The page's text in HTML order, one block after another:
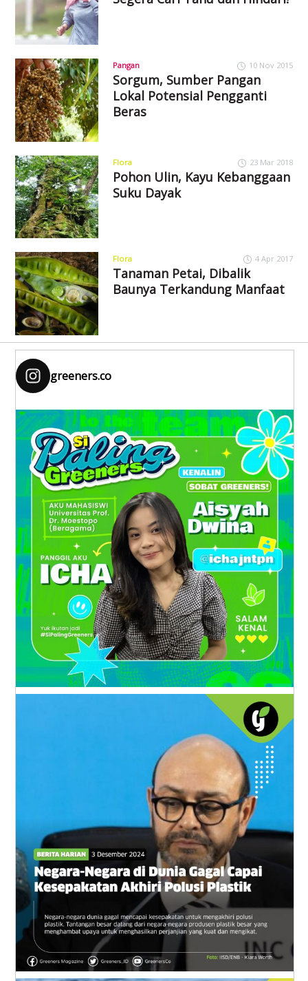
Pangan 10 Nov 2015
Sorgum, Sumber Pangan
Lokal Potensial Pengganti
Beras
Flora 23 Mar 2018
Pohon Ulin, Kayu Kebanggaan
Suku Dayak
Flora 4 Apr 2017
Tanaman Petai, Dibalik
Baunya Terkandung Manfaat
greeners.co